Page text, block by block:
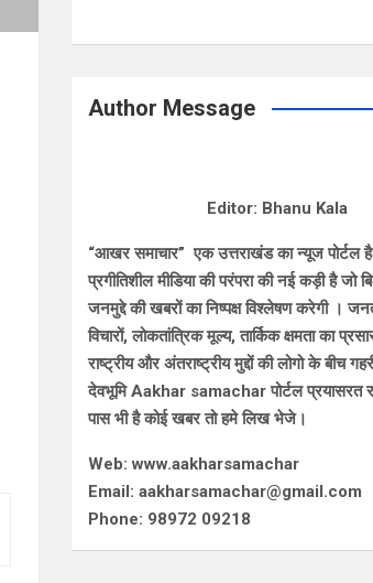
Author Message
Editor: Bhanu Kala
“आखर समाचार” एक उत्तराखंड का न्यूज पोर्टल
प्रगीतिशील मीडिया की परंपरा की नई कड़ी है
जनमुद्दे की खबरों का निष्पक्ष विश्लेषण करेगी ।
विचारों, लोकतांत्रिक मूल्य, तार्किक क्षमता का
राष्ट्रीय और अंतराष्ट्रीय मुद्दों की लोगो के बीच
देवभूमि Aakhar samachar पोर्टल
पास भी है कोई खबर तो हमे लिख भेजे।
Web: www.aakharsamachar
Email: aakharsamachar@gmail.com
Phone: 98972 09218